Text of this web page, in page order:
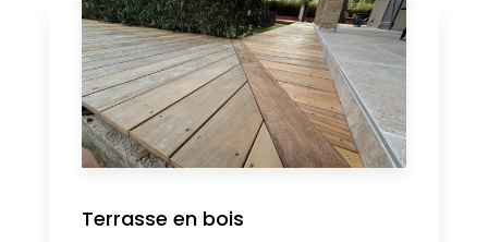
Terrasse en bois